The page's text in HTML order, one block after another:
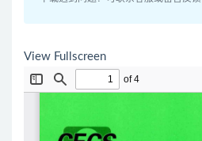
View Fullscreen